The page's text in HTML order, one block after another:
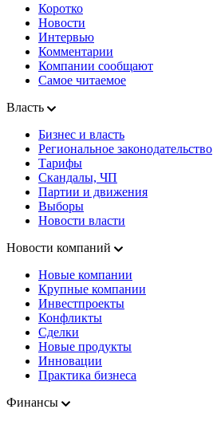
Коротко
Новости
Интервью
Комментарии
Компании сообщают
Самое читаемое
Власть
Бизнес и власть
Региональное законодательство
Тарифы
Скандалы, ЧП
Партии и движения
Выборы
Новости власти
Новости компаний
Новые компании
Крупные компании
Инвестпроекты
Конфликты
Сделки
Новые продукты
Инновации
Практика бизнеса
Финансы